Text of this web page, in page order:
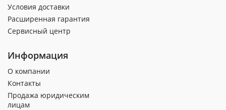
Условия доставки
Расширенная гарантия
Сервисный центр
Информация
О компании
Контакты
Продажа юридическим
лицам